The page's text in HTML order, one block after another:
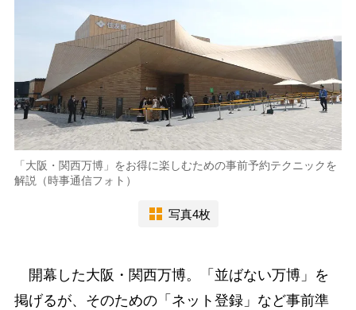
「大阪・関西万博」をお得に楽しむための事前予約テクニックを
解説（時事通信フォト）
写真4枚
開幕した大阪・関西万博。「並ばない万博」を
掲げるが、そのための「ネット登録」など事前準